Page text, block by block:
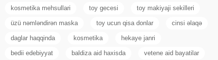
kosmetika mehsullari toy gecesi toy makiyaji sekilleri
üzü nəmləndirən maska toy ucun qisa donlar cinsi əlaqə
daglar haqqinda kosmetika hekaye janri
bedii edebiyyat baldiza aid haxisda vetene aid bayatilar